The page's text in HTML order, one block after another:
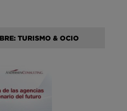
TURISMO & OCIO